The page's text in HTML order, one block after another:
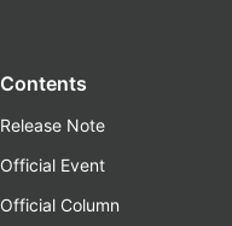
Contents
Release Note
Official Event
Official Column